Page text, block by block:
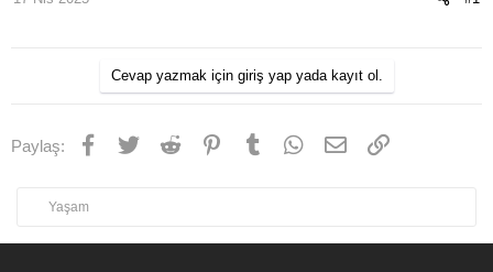
Cevap yazmak için giriş yap yada kayıt ol.
Paylaş: Facebook
TwitterReddit PinterestTumblr WhatsApp
E-postaLink
Yaşam